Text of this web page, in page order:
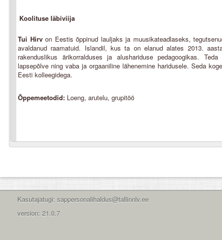
Koolituse läbiviija
Tui Hirvon Eestis õppinud lauljaks ja muusikateadlaseks,
avaldanud raamatuid. Islandil, kus ta on elanud alates 2013.
rakenduslikus ärikorralduses ja alushariduse pedagoogikas.
lapsepõlve ning vaba ja orgaaniline lähenemine haridusele. Seda
Eesti kolleegidega.
Õppemeetodid: Loeng, arutelu, grupitöö
Kasutajatugi: sappersonalihaldus@tallinnlv.ee
version: 21.0.7